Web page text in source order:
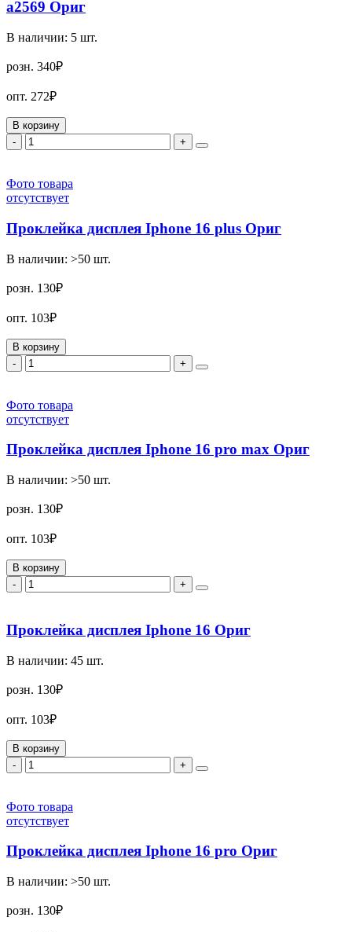
a2569 Ориг
В наличии: 5 шт.
розн. 340₽
опт. 272₽
В корзину
-
+
Фото товара
отсутствует
Проклейка дисплея Iphone 16 plus Ориг
В наличии: >50 шт.
розн. 130₽
опт. 103₽
В корзину
-
+
Фото товара
отсутствует
Проклейка дисплея Iphone 16 pro max Ориг
В наличии: >50 шт.
розн. 130₽
опт. 103₽
В корзину
-
+
Проклейка дисплея Iphone 16 Ориг
В наличии: 45 шт.
розн. 130₽
опт. 103₽
В корзину
-
+
Фото товара
отсутствует
Проклейка дисплея Iphone 16 pro Ориг
В наличии: >50 шт.
розн. 130₽